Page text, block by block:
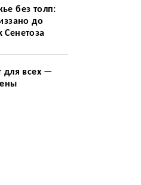
без толп:
до
для всех —